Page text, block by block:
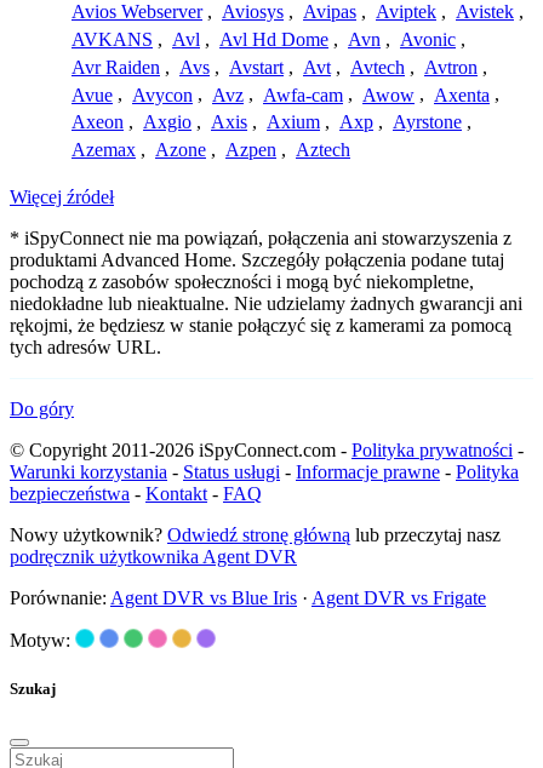
Avios Webserver , Aviosys , Avipas , Aviptek , Avistek ,
AVKANS , Avl , Avl Hd Dome , Avn , Avonic ,
Avr Raiden , Avs , Avstart , Avt , Avtech , Avtron ,
Avue , Avycon , Avz , Awfa-cam , Awow , Axenta ,
Axeon , Axgio , Axis , Axium , Axp , Ayrstone ,
Azemax , Azone , Azpen , Aztech
Więcej źródeł
* iSpyConnect nie ma powiązań, połączenia ani stowarzyszenia z
produktami Advanced Home. Szczegóły połączenia podane tutaj
pochodzą z zasobów społeczności i mogą być niekompletne,
niedokładne lub nieaktualne. Nie udzielamy żadnych gwarancji ani
rękojmi, że będziesz w stanie połączyć się z kamerami za pomocą
tych adresów URL.
Do góry
© Copyright 2011-2026 iSpyConnect.com - Polityka prywatności -
Warunki korzystania - Status usługi - Informacje prawne - Polityka
bezpieczeństwa - Kontakt - FAQ
Nowy użytkownik? Odwiedź stronę główną lub przeczytaj nasz
podręcznik użytkownika Agent DVR
Porównanie: Agent DVR vs Blue Iris · Agent DVR vs Frigate
Motyw:
Szukaj